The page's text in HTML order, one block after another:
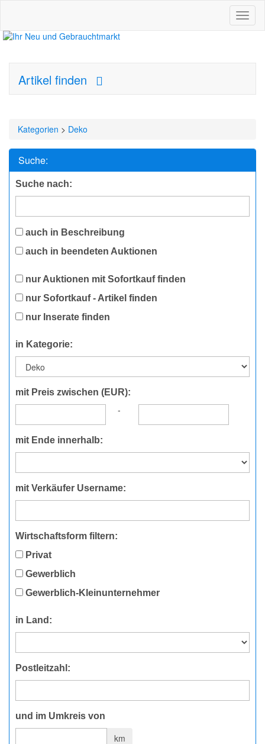
Artikel finden
Kategorien > Deko
Suche:
Suche nach:
auch in Beschreibung
auch in beendeten Auktionen
nur Auktionen mit Sofortkauf finden
nur Sofortkauf - Artikel finden
nur Inserate finden
in Kategorie:
mit Preis zwischen (EUR):
-
mit Ende innerhalb:
mit Verkäufer Username:
Wirtschaftsform filtern:
Privat
Gewerblich
Gewerblich-Kleinunternehmer
in Land:
Postleitzahl:
und im Umkreis von
km